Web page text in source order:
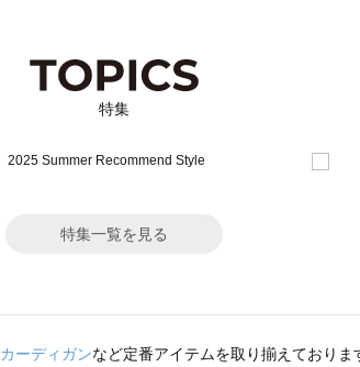
特集
特集一覧を見る
カーディガンなど定番アイテムを取り揃えておりま